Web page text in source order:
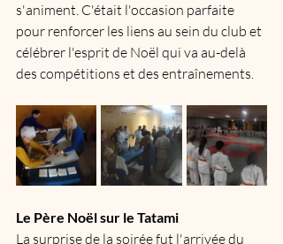
s'animent. C'était l'occasion parfaite
pour renforcer les liens au sein du club et
célébrer l'esprit de Noël qui va au-delà
des compétitions et des entraînements.
Le Père Noël sur le Tatami
La surprise de la soirée fut l'arrivée du